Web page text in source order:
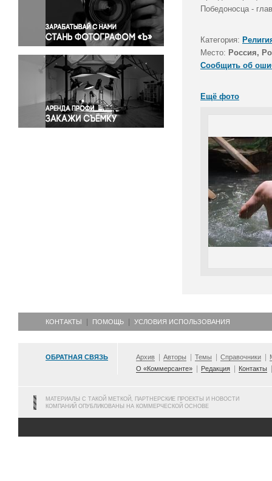
Правосудие
Происшествия и конфликты
Религия
Светская жизнь
Спорт
Экология
Экономика и бизнес
Победоносца -
Категория:
Место: Россия,
Сообщить об
Ещё фото
КОНТАКТЫ ПОМОЩЬ УСЛОВИЯ ИСПОЛЬЗОВАНИЯ
ОБРАТНАЯ СВЯЗЬ Архив Авторы Темы Справочники
О «Коммерсанте»
Редакция Контакты
МАТЕРИАЛЫ С ТАКОЙ МЕТКОЙ, ПАРТНЕРСКИЕ ПРОЕКТЫ И НОВОСТИ
КОМПАНИЙ ОПУБЛИКОВАНЫ НА КОММЕРЧЕСКОЙ ОСНОВЕ